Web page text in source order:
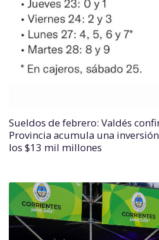
Sueldos de febrero: Valdés
Provincia acumula una
los $13 mil millones